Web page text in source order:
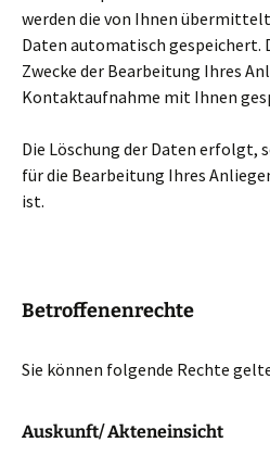
werden die von Ihnen
Daten automatisch gespeichert.
Zwecke der Bearbeitung Ihres
Kontaktaufnahme mit Ihnen
Die Löschung der Daten erfolgt,
für die Bearbeitung Ihres
ist.
Betroffenenrechte
Sie können folgende Rechte
Auskunft/ Akteneinsicht